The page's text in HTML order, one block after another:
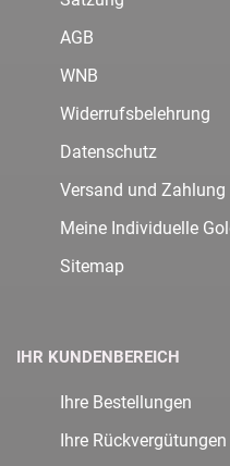
AGB
WNB
Widerrufsbelehrung
Datenschutz
Versand und Zahlung
Meine Individuelle
Sitemap
IHR KUNDENBEREICH
Ihre Bestellungen
Ihre Rückvergütungen